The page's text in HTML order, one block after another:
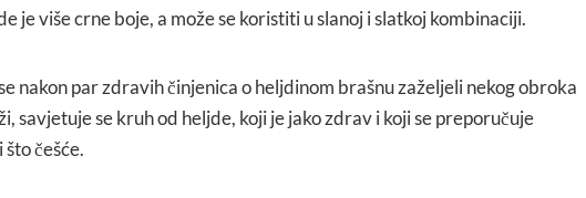
je više crne boje, a može se koristiti u slanoj i slatkoj kombinaciji.
nakon par zdravih činjenica o heljdinom brašnu zaželjeli nekog obroka
savjetuje se kruh od heljde, koji je jako zdrav i koji se preporučuje
češće.